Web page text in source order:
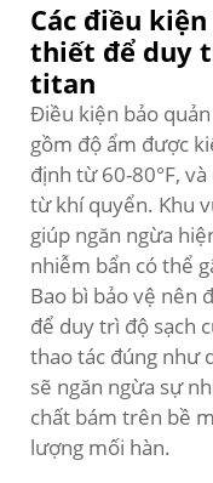
Các điều
thiết để duy
titan
Điều kiện bảo
gồm độ ẩm được
định từ 60-80°F,
từ khí quyển. Khu
giúp ngăn ngừa
nhiễm bẩn có thể
Bao bì bảo vệ nên
để duy trì độ sạch
thao tác đúng như
sẽ ngăn ngừa sự
chất bám trên bề
lượng mối hàn.